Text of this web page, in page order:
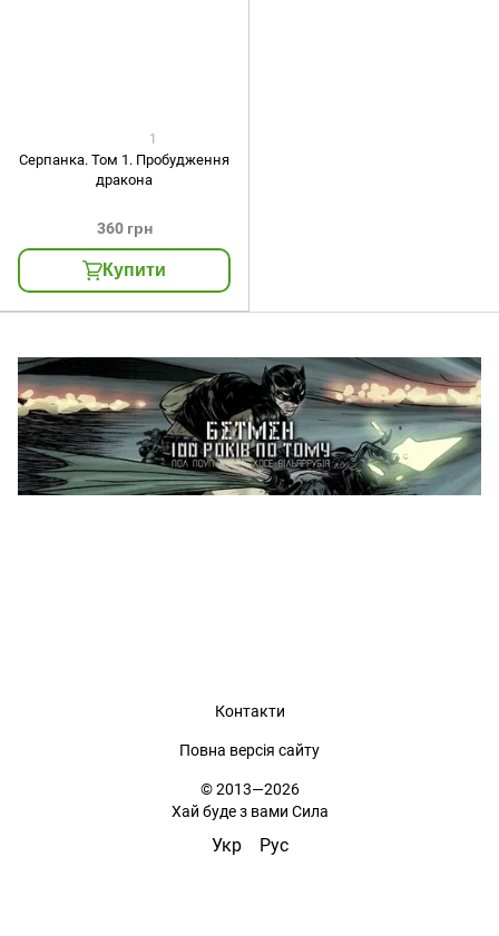
1
Серпанка. Том 1. Пробудження
дракона
360 грн
Купити
Контакти
Повна версія сайту
© 2013—2026
Хай буде з вами Сила
Укр Рус